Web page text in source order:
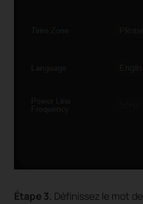
Étape 3. Définissez le mot